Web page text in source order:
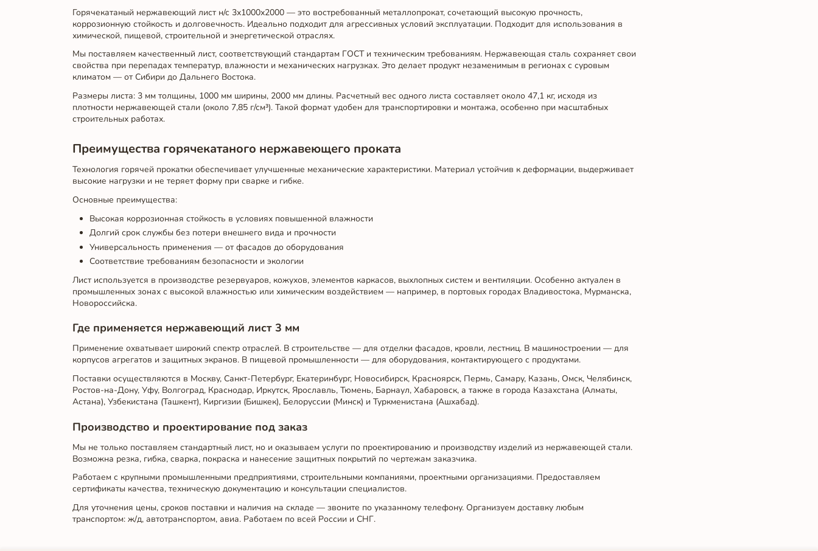
Горячекатаный нержавеющий лист н/с 3х1000х2000 — это востребованный металлопрокат, сочетающий высокую прочность,
коррозионную стойкость и долговечность. Идеально подходит для агрессивных условий эксплуатации. Подходит для использования в
химической, пищевой, строительной и энергетической отраслях.
Мы поставляем качественный лист, соответствующий стандартам ГОСТ и техническим требованиям. Нержавеющая сталь сохраняет свои
свойства при перепадах температур, влажности и механических нагрузках. Это делает продукт незаменимым в регионах с суровым
климатом — от Сибири до Дальнего Востока.
Размеры листа: 3 мм толщины, 1000 мм ширины, 2000 мм длины. Расчетный вес одного листа составляет около 47,1 кг, исходя из
плотности нержавеющей стали (около 7,85 г/см³). Такой формат удобен для транспортировки и монтажа, особенно при масштабных
строительных работах.
Преимущества горячекатаного нержавеющего проката
Технология горячей прокатки обеспечивает улучшенные механические характеристики. Материал устойчив к деформации, выдерживает
высокие нагрузки и не теряет форму при сварке и гибке.
Основные преимущества:
Высокая коррозионная стойкость в условиях повышенной влажности
Долгий срок службы без потери внешнего вида и прочности
Универсальность применения — от фасадов до оборудования
Соответствие требованиям безопасности и экологии
Лист используется в производстве резервуаров, кожухов, элементов каркасов, выхлопных систем и вентиляции. Особенно актуален в
промышленных зонах с высокой влажностью или химическим воздействием — например, в портовых городах Владивостока, Мурманска,
Новороссийска.
Где применяется нержавеющий лист 3 мм
Применение охватывает широкий спектр отраслей. В строительстве — для отделки фасадов, кровли, лестниц. В машиностроении — для
корпусов агрегатов и защитных экранов. В пищевой промышленности — для оборудования, контактирующего с продуктами.
Поставки осуществляются в Москву, Санкт-Петербург, Екатеринбург, Новосибирск, Красноярск, Пермь, Самару, Казань, Омск, Челябинск,
Ростов-на-Дону, Уфу, Волгоград, Краснодар, Иркутск, Ярославль, Тюмень, Барнаул, Хабаровск, а также в города Казахстана (Алматы,
Астана), Узбекистана (Ташкент), Киргизии (Бишкек), Белоруссии (Минск) и Туркменистана (Ашхабад).
Производство и проектирование под заказ
Мы не только поставляем стандартный лист, но и оказываем услуги по проектированию и производству изделий из нержавеющей стали.
Возможна резка, гибка, сварка, покраска и нанесение защитных покрытий по чертежам заказчика.
Работаем с крупными промышленными предприятиями, строительными компаниями, проектными организациями. Предоставляем
сертификаты качества, техническую документацию и консультации специалистов.
Для уточнения цены, сроков поставки и наличия на складе — звоните по указанному телефону. Организуем доставку любым
транспортом: ж/д, автотранспортом, авиа. Работаем по всей России и СНГ.